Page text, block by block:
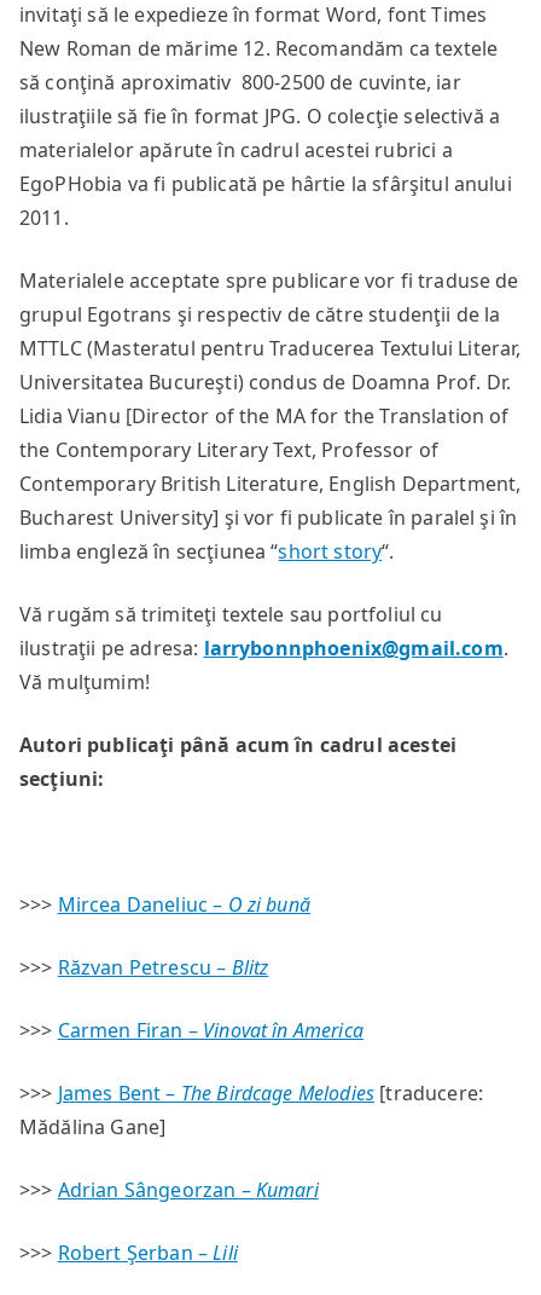
invitaţi să le expedieze în format Word, font Times
New Roman de mărime 12. Recomandăm ca textele
să conţină aproximativ 800-2500 de cuvinte, iar
ilustraţiile să fie în format JPG. O colecţie selectivă a
materialelor apărute în cadrul acestei rubrici a
EgoPHobia va fi publicată pe hârtie la sfârşitul anului
2011.
Materialele acceptate spre publicare vor fi traduse de
grupul Egotrans şi respectiv de către studenţii de la
MTTLC (Masteratul pentru Traducerea Textului Literar,
Universitatea Bucureşti) condus de Doamna Prof. Dr.
Lidia Vianu [Director of the MA for the Translation of
the Contemporary Literary Text, Professor of
Contemporary British Literature, English Department,
Bucharest University] şi vor fi publicate în paralel şi în
limba engleză în secţiunea “short story“.
Vă rugăm să trimiteţi textele sau portfoliul cu
ilustraţii pe adresa: larrybonnphoenix@gmail.com.
Vă mulţumim!
Autori publicaţi până acum în cadrul acestei
secţiuni:
>>> Mircea Daneliuc – O zi bună
>>> Răzvan Petrescu – Blitz
>>> Carmen Firan – Vinovat în America
>>> James Bent – The Birdcage Melodies [traducere:
Mădălina Gane]
>>> Adrian Sângeorzan –Kumari
>>> Robert Şerban –Lili